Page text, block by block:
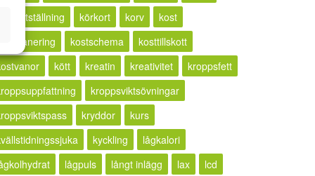
konstutställning
körkort korv
kost
kostplanering
kostschema
kosttillskott
kött kreatin kreativitet
kroppsfett
kroppsviktsövningar
kryddor
kurs
kyckling
lågkalori
lågpuls långt inlägg lax
lcd